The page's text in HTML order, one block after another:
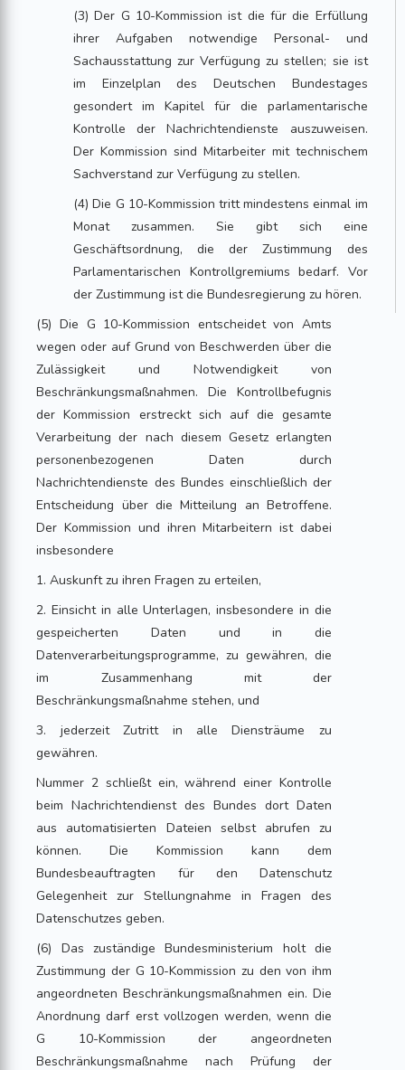
(3) Der G 10-Kommission ist die für die Erfüllung
ihrer Aufgaben notwendige Personal- und
Sachausstattung zur Verfügung zu stellen; sie ist
im Einzelplan des Deutschen Bundestages
gesondert im Kapitel für die parlamentarische
Kontrolle der Nachrichtendienste auszuweisen.
Der Kommission sind Mitarbeiter mit technischem
Sachverstand zur Verfügung zu stellen.
(4) Die G 10-Kommission tritt mindestens einmal im
Monat zusammen. Sie gibt sich eine
Geschäftsordnung, die der Zustimmung des
Parlamentarischen Kontrollgremiums bedarf. Vor
der Zustimmung ist die Bundesregierung zu hören.
(5) Die G 10-Kommission entscheidet von Amts
wegen oder auf Grund von Beschwerden über die
Zulässigkeit und Notwendigkeit von
Beschränkungsmaßnahmen. Die Kontrollbefugnis
der Kommission erstreckt sich auf die gesamte
Verarbeitung der nach diesem Gesetz erlangten
personenbezogenen Daten durch
Nachrichtendienste des Bundes einschließlich der
Entscheidung über die Mitteilung an Betroffene.
Der Kommission und ihren Mitarbeitern ist dabei
insbesondere
1. Auskunft zu ihren Fragen zu erteilen,
2. Einsicht in alle Unterlagen, insbesondere in die
gespeicherten Daten und in die
Datenverarbeitungsprogramme, zu gewähren, die
im Zusammenhang mit der
Beschränkungsmaßnahme stehen, und
3. jederzeit Zutritt in alle Diensträume zu
gewähren.
Nummer 2 schließt ein, während einer Kontrolle
beim Nachrichtendienst des Bundes dort Daten
aus automatisierten Dateien selbst abrufen zu
können. Die Kommission kann dem
Bundesbeauftragten für den Datenschutz
Gelegenheit zur Stellungnahme in Fragen des
Datenschutzes geben.
(6) Das zuständige Bundesministerium holt die
Zustimmung der G 10-Kommission zu den von ihm
angeordneten Beschränkungsmaßnahmen ein. Die
Anordnung darf erst vollzogen werden, wenn die
G 10-Kommission der angeordneten
Beschränkungsmaßnahme nach Prüfung der